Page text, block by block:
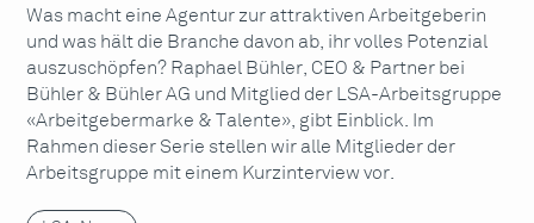
Was macht eine Agentur zur attraktiven Arbeitgeberin
und was hält die Branche davon ab, ihr volles Potenzial
auszuschöpfen? Raphael Bühler, CEO & Partner bei
Bühler & Bühler AG und Mitglied der LSA-Arbeitsgruppe
«Arbeitgebermarke & Talente», gibt Einblick. Im
Rahmen dieser Serie stellen wir alle Mitglieder der
Arbeitsgruppe mit einem Kurzinterview vor.